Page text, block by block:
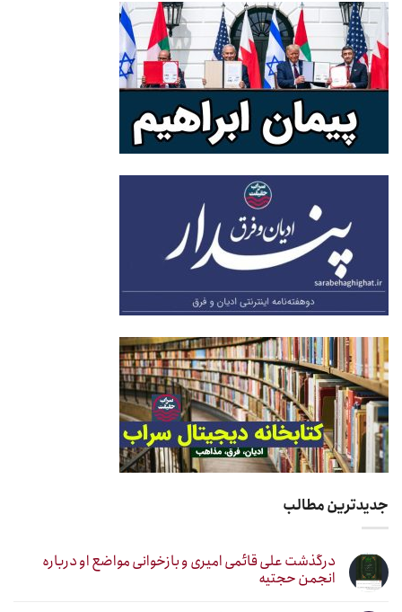
جدیدترین مطالب
درگذشت علی قائمی امیری و بازخوانی مواضع او درباره
انجمن حجتیه